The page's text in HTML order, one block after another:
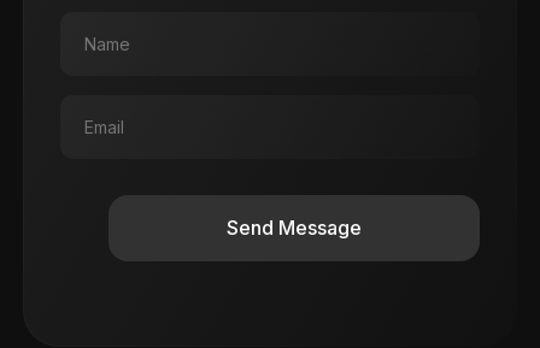
Send Message